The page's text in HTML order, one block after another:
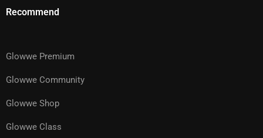
Recommend
Glowwe Premium
Glowwe Community
Glowwe Shop
Glowwe Class